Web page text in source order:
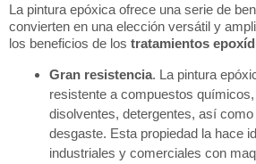
La pintura epóxica ofrece una serie de
convierten en una elección versátil y
los beneficios de los tratamientos
Gran resistencia. La pintura
resistente a compuestos
disolventes, detergentes, así
desgaste. Esta propiedad la hace
industriales y comerciales con